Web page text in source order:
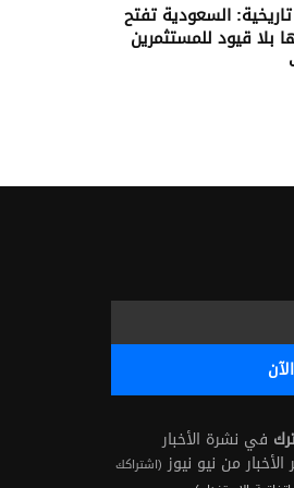
السعودية تفتح
بلا قيود للمستثمرين
في نشرة الأخبار
من نيو نيوز (اشتراكك